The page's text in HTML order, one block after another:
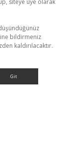
siteye üye olarak
bildirmeniz
kaldırılacaktır.